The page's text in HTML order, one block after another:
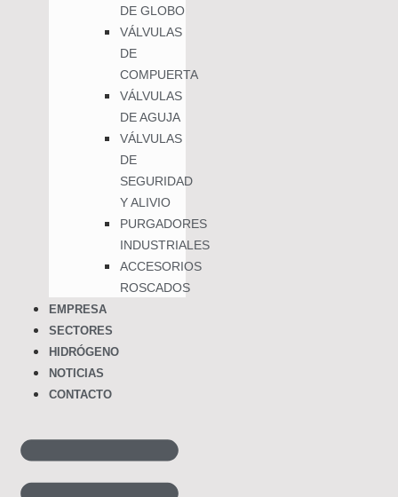
DE GLOBO
VÁLVULAS
DE
COMPUERTA
VÁLVULAS
DE AGUJA
VÁLVULAS
DE
SEGURIDAD
Y ALIVIO
PURGADORES
INDUSTRIALES
ACCESORIOS
ROSCADOS
EMPRESA
SECTORES
HIDRÓGENO
NOTICIAS
CONTACTO